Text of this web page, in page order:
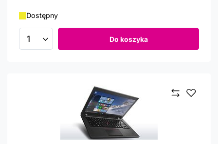
Dostępny
Ilość produktów Do koszyka